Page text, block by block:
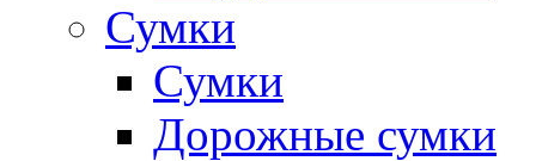
Сумки
Сумки
Дорожные сумки